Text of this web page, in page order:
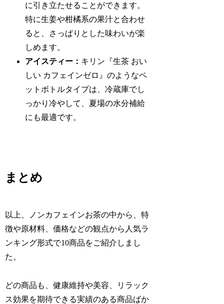
に引き立たせることができます。
特に生姜や柑橘系の果汁と合わせ
ると、さっぱりとした味わいが楽
しめます。
アイスティー： キリン『生茶 おい
しい カフェインゼロ』のようなペ
ットボトルタイプは、冷蔵庫でし
っかり冷やして、夏場の水分補給
にも最適です。
まとめ
以上、ノンカフェインお茶の中から、特
徴や原材料、価格などの観点から人気ラ
ンキング形式で10商品をご紹介しまし
た。
どの商品も、健康維持や美容、リラック
ス効果を期待できる実績のある商品ばか